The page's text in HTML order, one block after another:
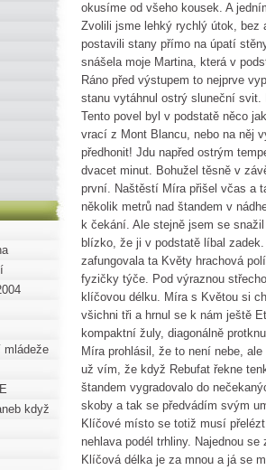
okusíme od všeho kousek. A
Zvolili jsme lehký rychlý útok, bez
postavili stany přímo na úpatí
snášela moje Martina, která v
Ráno před výstupem to nejprve
stanu vytáhnul ostrý sluneční svit.
Tento povel byl v podstatě něco
vrací z Mont Blancu, nebo na něj
předhonit! Jdu napřed ostrým
dvacet minut. Bohužel těsně v
první. Naštěstí Míra přišel včas a
několik metrů nad štandem v
k čekání. Ale stejně jsem se
blízko, že ji v podstatě líbal
zafungovala ta Květy hrachová
fyzičky týče. Pod výraznou
klíčovou délku. Míra s Květou si
všichni tři a hrnul se k nám ještě
kompaktní žuly, diagonálně
Míra prohlásil, že to není nebe,
už vím, že když Rebufat řekne
štandem vygradovalo do
skoby a tak se předvádím svým
Klíčové místo se totiž musí
nehlava podél trhliny. Najednou
Klíčová délka je za mnou a já se
mládeže
pod
když